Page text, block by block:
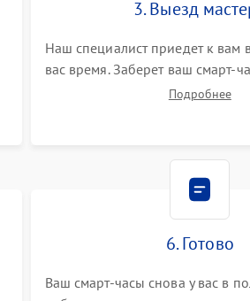
3. Выезд
Наш специалист приедет к вам
вас время. Заберет ваш смарт-
на склад для диагностики.
Подробнее
6. Готово
Ваш смарт-часы снова у вас в